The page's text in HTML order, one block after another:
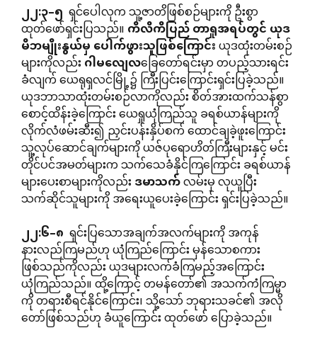
၂၂:၃–၅ ရှင်ပေါလုက သူ့ဇာတိဖြစ်စဉ်များကို ဦးစွာ
ထုတ်ဖော်ရှင်းပြသည်။ကိလိကိပြည်တာရှုအရပ်တွင်ယုဒ
မိဘမျိုးနွယ်မှပေါက်ဖွားသူဖြစ်ကြောင်းယုဒထုံးတမ်းစဉ်
များကိုလည်းဂါမလျေလခြေတော်ရင်းမှာ တပည့်သားရင်း
ခံလျက် ယေရုရှလင်မြို့၌ ကြီးပြင်းကြောင်းရှင်းပြခဲ့သည်။
ယုဒဘာသာထုံးတမ်းစဉ်လာကိုလည်း စိတ်အားထက်သန်စွာ
စောင့်ထိန်းခဲ့ကြောင်း ယေရှုယုံကြည်သူ ခရစ်ယာန်များကို
လိုက်လံဖမ်းဆီး၍ ညှင်းပန်းနှိပ်စက် ထောင်ချခဲ့ဖူးကြောင်း
သူ့လုပ်ဆောင်ချက်များကို ယဇ်ပုရောဟိတ်ကြီးများနှင့် မင်း
တိုင်ပင်အမတ်များက သက်သေခံနိုင်ကြကြောင်း ခရစ်ယာန်
များပေးစာများကိုလည်းဒမာသက်လမ်းမှ လုယူပြီး
သက်ဆိုင်သူများကို အရေးယူပေးခဲ့ကြောင်း ရှင်းပြခဲ့သည်။
၂၂:၆–၈ ရှင်းပြသောအချက်အလက်များကို အကုန်
နားလည်ကြမည်ဟု ယုံကြည်ကြောင်း မှန်သောစကား
ဖြစ်သည်ကိုလည်း ယုဒများလက်ခံကြမည့်အကြောင်း
ယုံကြည်သည်။ ထို့ကြောင့် တမန်တော်၏ အသက်ကံကြမ္မာ
ကို တရားစီရင်နိုင်ကြောင်း၊ သို့သော် ဘုရားသခင်၏ အလို
တော်ဖြစ်သည်ဟု ခံယူကြောင်း ထုတ်ဖော် ပြောခဲ့သည်။